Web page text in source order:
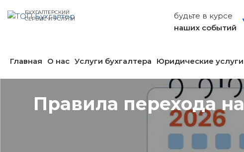
БУХГАЛТЕРСКИЙ
СЕРВИС И УСЛУГИ
будьте в курсе
наших событий
Главная О нас Услуги бухгалтера Юридические услуги
Правила перехода